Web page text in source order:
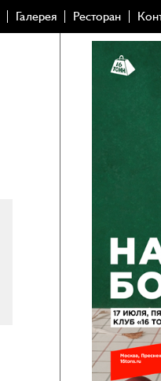
Галерея Ресторан